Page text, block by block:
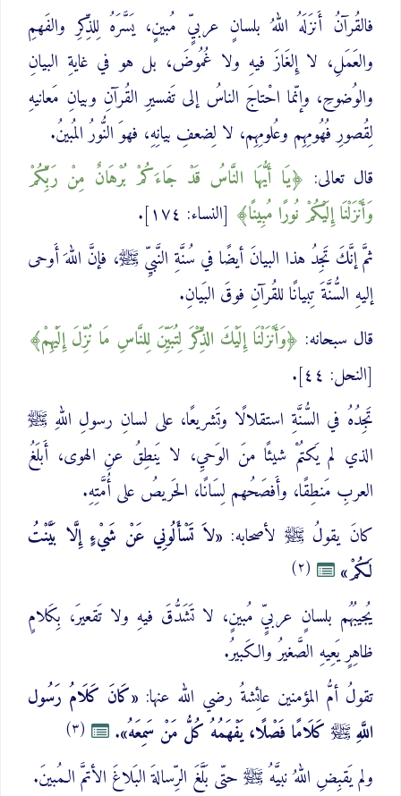
فالقُرآنُ أَنزَلَهُ اللهُ بلسانٍ عربيٍّ مُبينٍ، يَسَّرَهُ لِلذِّكرِ والفَهمِ
والعَمَلِ، لا إِلغَازَ فيهِ ولا غُمُوضَ، بل هو في غايةِ البيانِ
والوُضوحِ، وإنّما احْتاجَ الناسُ إلى تَفسيرِ القُرآنِ وبيانِ مَعانيهِ
لِقُصورِ فُهُومِهِم وعُلومِهِم، لا لِضعفِ بيانِهِ، فهوَ النُّورُ المُبينُ.
قال تعالى:
يَا أَيُّهَا النَّاسُ قَدْ جَاءَكُمْ بُرْهَانٌ مِنْ رَبِّكُمْ
وَأَنْزَلْنَا إِلَيْكُمْ نُورًا ‌مُبِينًا
[النساء: ١٧٤].
ثمَّ إنَّكَ تَجِدُ هذا البيانَ أيضًا في سُنَّةِ النَّبيِّ ﷺ، فإنَّ اللهَ أَوحى
إليهِ السُّنَّةَ تِبيانًا للقُرآنِ فوقَ البَيانِ.
قال سبحانه:
وَأَنْزَلْنَا إِلَيْكَ الذِّكْرَ ‌لِتُبَيِّنَ لِلنَّاسِ مَا نُزِّلَ إِلَيْهِمْ
[النحل: ٤٤].
تَجِدُهُ في السُّنَّةِ استقلالًا وتَشريعًا، على لسانِ رسولِ اللهِ ﷺ
الذي لم يَكتُمْ شيئًا منَ الوَحيِ، لا يَنطِقُ عنِ الهوى، أَبلَغُ
العربِ مَنطِقًا، وأَفصَحُهم لِسَانًا، الحَريصُ على أُمَّتِهِ.
كانَ يقولُ ﷺ لأصحابه: «لاَ تَسْأَلُونِي عَنْ شَيْءٍ إِلَّا بَيَّنْتُ
لَكُمْ»
(٢)
يُجيبُهُم بلسانٍ عربيٍّ مُبينٍ، لا تَشَدُّقَ فيهِ ولا تَقعيرَ، بِكَلامٍ
ظاهِرٍ يَعِيهِ الصَّغيرُ والكَبيرُ.
تقولُ أمُّ المؤمنين عائِشةُ رضي الله عنها: «كَانَ كَلَامُ رَسُول
اللَّهِ ﷺ كَلَامًا فَصْلًا، يَفْهَمُهُ كُلُّ مَنْ سَمِعَهُ». (٣)
ولم يَقبِضِ اللهُ نبيَّهُ ﷺ حتّى بَلَّغَ الرِّسالةَ البَلاغَ الأتمَّ الـمُبينَ.